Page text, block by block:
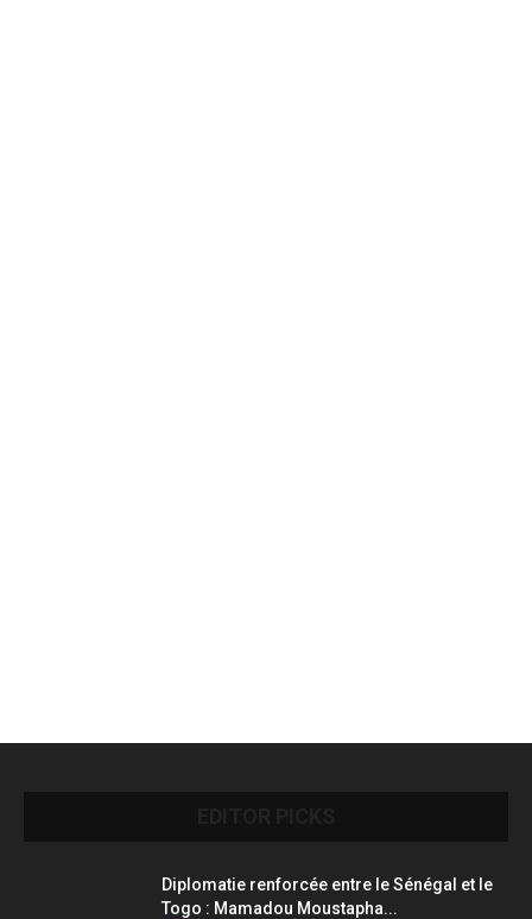
Diplomatie renforcée entre le Sénégal et le
Togo : Mamadou Moustapha...